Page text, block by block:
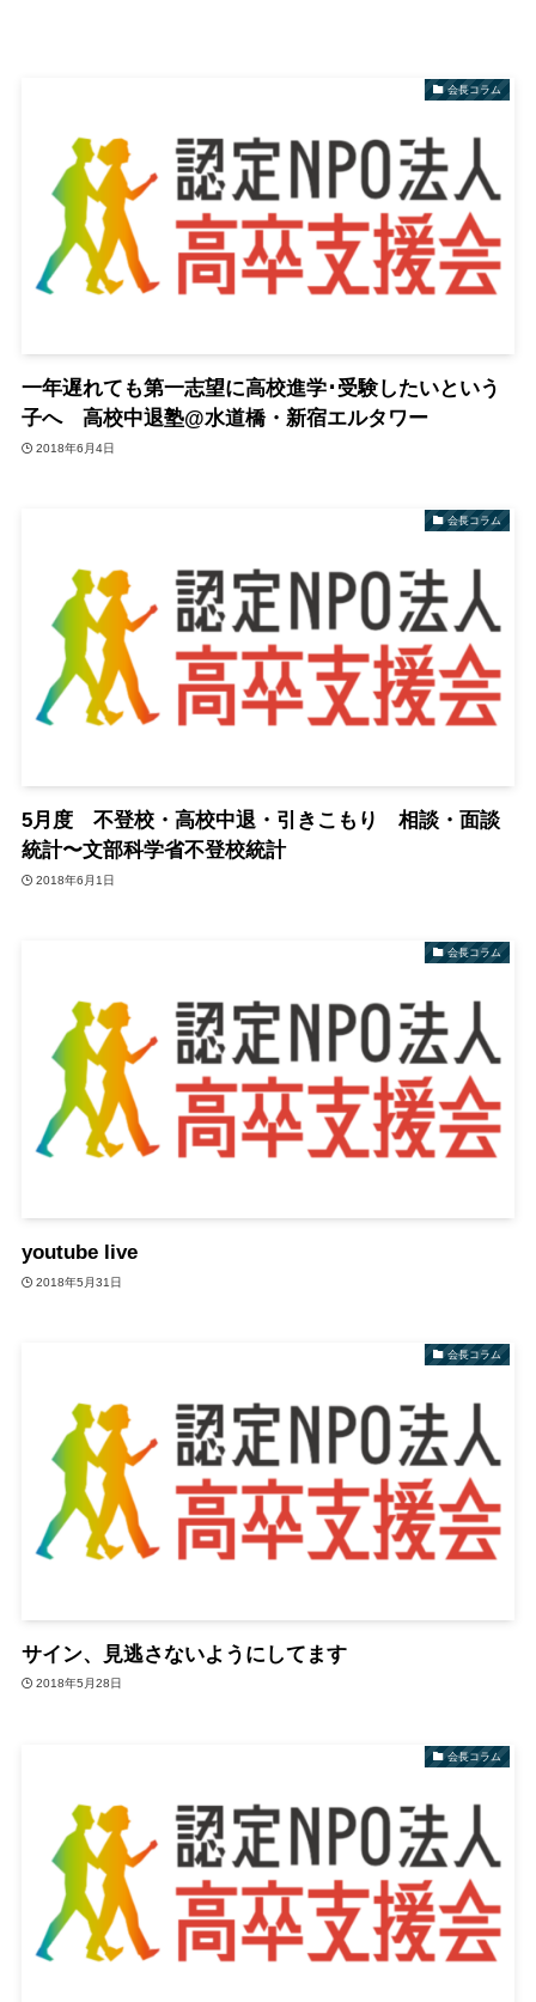
会長コラム
一年遅れても第一志望に高校進学･受験したいという
子へ 高校中退塾@水道橋・新宿エルタワー
2018年6月4日
会長コラム
5月度 不登校・高校中退・引きこもり 相談・面談
統計〜文部科学省不登校統計
2018年6月1日
会長コラム
youtube live
2018年5月31日
会長コラム
サイン、見逃さないようにしてます
2018年5月28日
会長コラム